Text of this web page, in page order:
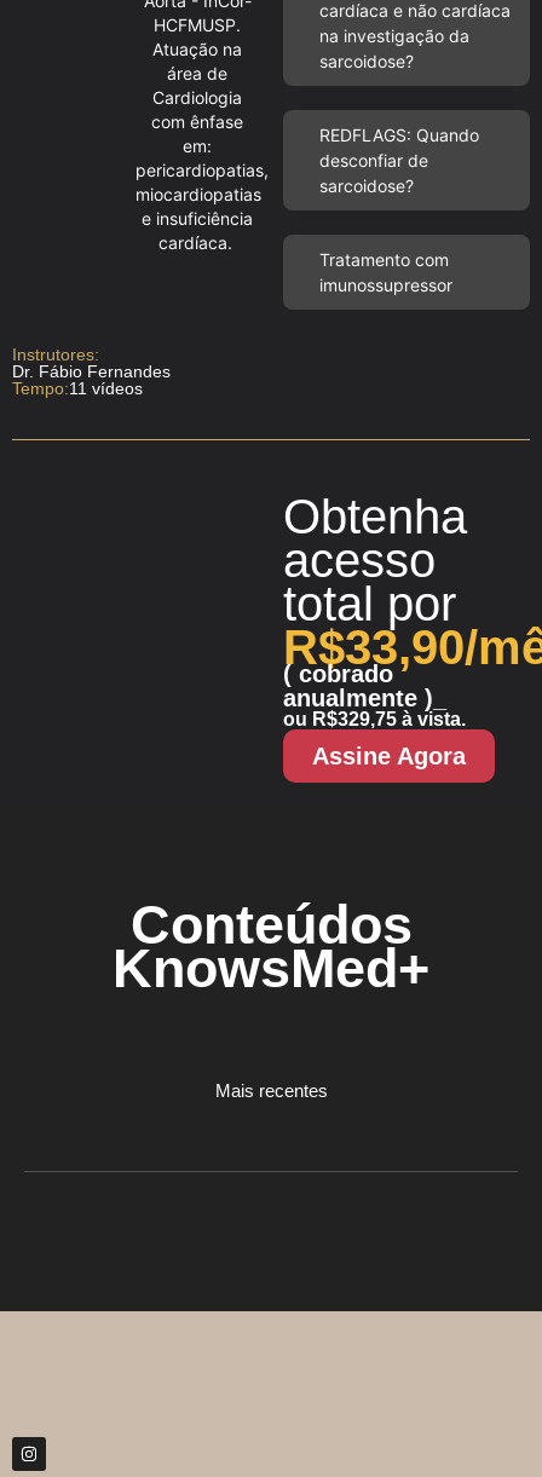
HCFMUSP.
Atuação na
área de
Cardiologia
com ênfase
em:
pericardiopatias,
miocardiopatias
e insuficiência
cardíaca.
cardíaca e não cardíaca
na investigação da
sarcoidose?
REDFLAGS: Quando
desconfiar de
sarcoidose?
Tratamento com
imunossupressor
Instrutores:
Dr. Fábio Fernandes
Tempo:11 vídeos
Obtenha
acesso
total por
R$33,90/
( cobrado
anualmente )_
ou R$329,75 à vista.
Assine Agora
Conteúdos
KnowsMed+
Mais recentes